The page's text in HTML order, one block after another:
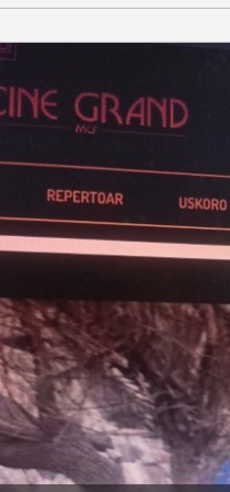
društvo
kultura
sport
fudbal
košarka
rukomet
e-sport
ostali